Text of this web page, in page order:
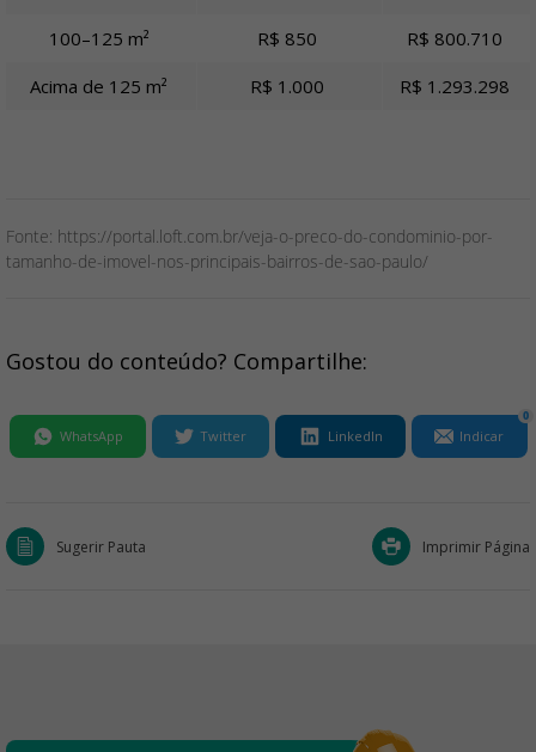
100–125 m²
R$ 850
R$ 800.710
Acima de 125 m²
R$ 1.000 R$ 1.293.298
Fonte: https://portal.loft.com.br/veja-o-preco-do-condominio-por-
tamanho-de-imovel-nos-principais-bairros-de-sao-paulo/
Gostou do conteúdo? Compartilhe:
WhatsApp Twitter LinkedIn Indicar
0
Sugerir Pauta Imprimir Página